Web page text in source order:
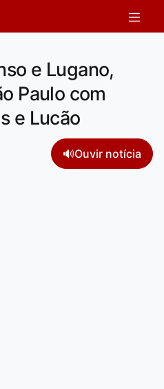
e Lugano,
Paulo com
e Lucão
🔊Ouvir notícia